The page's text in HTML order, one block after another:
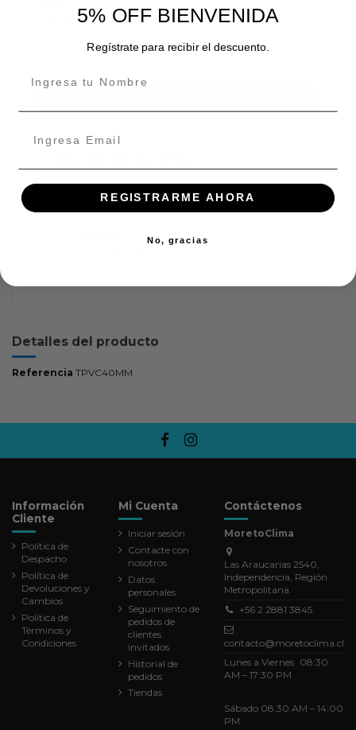
INDEPENDENCIA
En stock:
Detalles del producto
Referencia TPVC40MM
Información
Cliente
Política de
Despacho
Política de
Devoluciones y
Cambios
Política de
Términos y
Condiciones
Mi Cuenta
Iniciar sesión
Contacte con
nosotros
Datos
personales
Seguimiento de
pedidos de
clientes
invitados
Historial de
pedidos
Tiendas
Contáctenos
MoretoClima
Las Araucarias 2540,
Independencia, Región
Metropolitana
+56 2 2881 3845
contacto@moretoclima.cl
Lunes a Viernes 08:30
AM – 17:30 PM
Sábado 08:30 AM – 14:00
PM
5% OFF BIENVENIDA
Regístrate para recibir el descuento.
REGISTRARME AHORA
No, gracias